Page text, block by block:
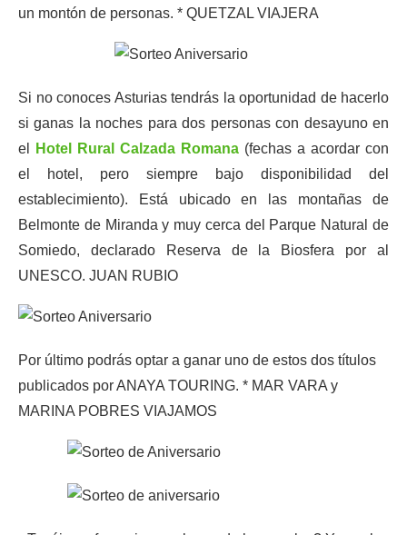
un montón de personas. * QUETZAL VIAJERA
Si no conoces Asturias tendrás la oportunidad de hacerlo
si ganas la noches para dos personas con desayuno en
el
Hotel Rural Calzada Romana (fechas a acordar con
el hotel, pero siempre bajo disponibilidad del
establecimiento). Está ubicado en las montañas de
Belmonte de Miranda y muy cerca del Parque Natural de
Somiedo, declarado Reserva de la Biosfera por al
UNESCO. JUAN RUBIO
Por último podrás optar a ganar uno de estos dos títulos
publicados por ANAYA TOURING. * MAR VARA y
MARINA POBRES VIAJAMOS